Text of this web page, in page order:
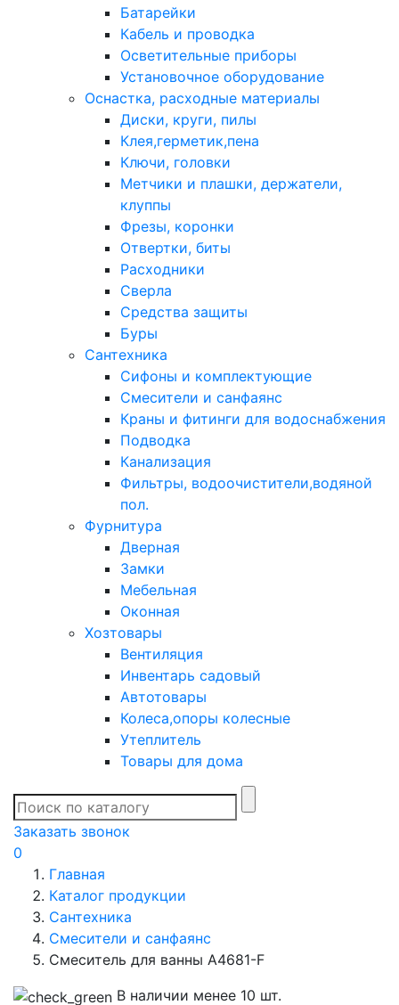
Батарейки
Кабель и проводка
Осветительные приборы
Установочное оборудование
Оснастка, расходные материалы
Диски, круги, пилы
Клея,герметик,пена
Ключи, головки
Метчики и плашки, держатели,
клуппы
Фрезы, коронки
Отвертки, биты
Расходники
Сверла
Средства защиты
Буры
Сантехника
Сифоны и комплектующие
Смесители и санфаянс
Краны и фитинги для водоснабжения
Подводка
Канализация
Фильтры, водоочистители,водяной
пол.
Фурнитура
Дверная
Замки
Мебельная
Оконная
Хозтовары
Вентиляция
Инвентарь садовый
Автотовары
Колеса,опоры колесные
Утеплитель
Товары для дома
Заказать звонок
0
Главная
Каталог продукции
Сантехника
Смесители и санфаянс
Смеситель для ванны А4681-F
В наличии менее 10 шт.